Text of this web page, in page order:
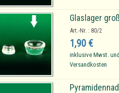
Glaslager
Art.-Nr. : 80/2
1,90 €
inklusive Mwst.
Versandkosten